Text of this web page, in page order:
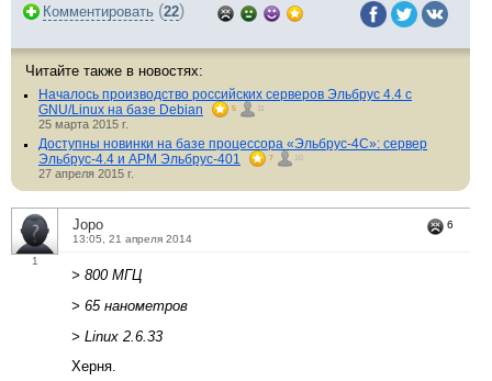
Комментировать (22)
Читайте также в новостях:
Началось производство российских серверов Эльбрус 4.4 с
GNU/Linux на базе Debian
5 11
25 марта 2015 г.
Доступны новинки на базе процессора «Эльбрус-4С»: сервер
Эльбрус-4.4 и АРМ Эльбрус-401
7 10
27 апреля 2015 г.
1
Jopo
13:05, 21 апреля 2014
6
> 800 МГЦ
> 65 нанометров
> Linux 2.6.33
Херня.